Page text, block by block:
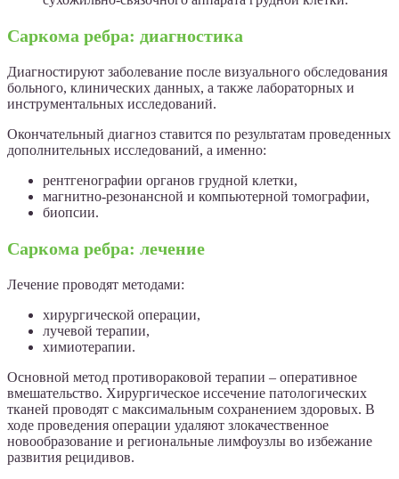
Саркома ребра: диагностика
Диагностируют заболевание после визуального обследования
больного, клинических данных, а также лабораторных и
инструментальных исследований.
Окончательный диагноз ставится по результатам проведенных
дополнительных исследований, а именно:
рентгенографии органов грудной клетки,
магнитно-резонансной и компьютерной томографии,
биопсии.
Саркома ребра: лечение
Лечение проводят методами:
хирургической операции,
лучевой терапии,
химиотерапии.
Основной метод противораковой терапии – оперативное
вмешательство. Хирургическое иссечение патологических
тканей проводят с максимальным сохранением здоровых. В
ходе проведения операции удаляют злокачественное
новообразование и региональные лимфоузлы во избежание
развития рецидивов.